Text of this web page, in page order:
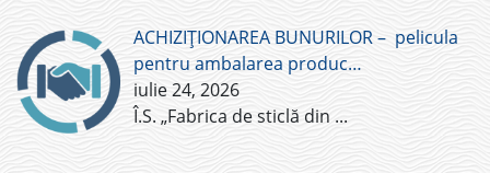
ACHIZIȚIONAREA BUNURILOR – pelicula
pentru ambalarea produc…
iulie 24, 2026
Î.S. „Fabrica de sticlă din ...